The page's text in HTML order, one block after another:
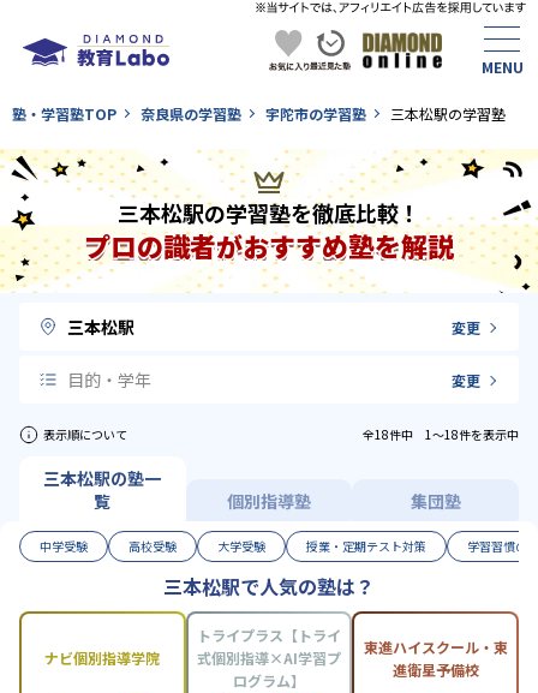
塾・学習塾TOP 奈良県の学習塾 宇陀市の学習塾 三本松駅の学習塾
三本松駅の学習塾を徹底比較！
プロの識者がおすすめ塾を解説
三本松駅 変更
目的・学年 変更
表示順について 全18件中 1〜18件を表示中
三本松駅の塾一
覧
個別指導塾 集団塾
中学受験 高校受験 大学受験 授業・定期テスト対策 学習習慣の
三本松駅で人気の塾は？
ナビ個別指導学院
トライプラス【トライ
式個別指導×AI学習プ
ログラム】
東進ハイスクール・東
進衛星予備校